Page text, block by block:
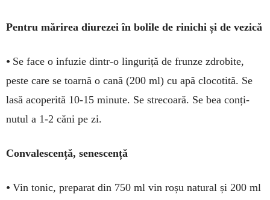
Pentru mărirea diurezei în bolile de rinichi și de vezică
• Se face o infuzie dintr-o lin­guriță de frun­ze zdrobite,
peste care se toarnă o cană (200 ml) cu apă clo­cotită. Se
lasă acoperită 10-15 minute. Se strecoară. Se bea conți­
nutul a 1-2 căni pe zi.
Convalescență, senescență
• Vin tonic, preparat din 750 ml vin roșu natural și 200 ml